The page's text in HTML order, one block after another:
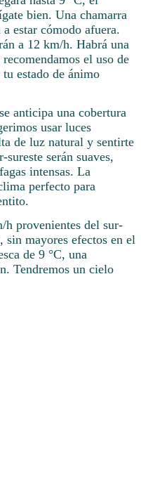
bien. Una chamarra
estar cómodo afuera.
a 12 km/h. Habrá una
el uso de
estado de ánimo
anticipa una cobertura
usar luces
de luz natural y sentirte
serán suaves,
intensas. La
perfecto para
h provenientes del sur-
sin mayores efectos en el
de 9 °C, una
Tendremos un cielo